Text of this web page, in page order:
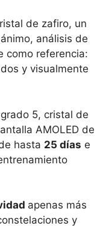
de zafiro, un
análisis de
como referencia:
y visualmente
5, cristal de
AMOLED de
hasta 25 días e
apenas más
y